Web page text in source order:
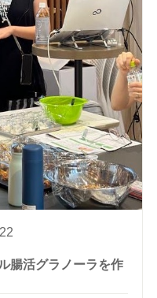
腸活グラノーラを作